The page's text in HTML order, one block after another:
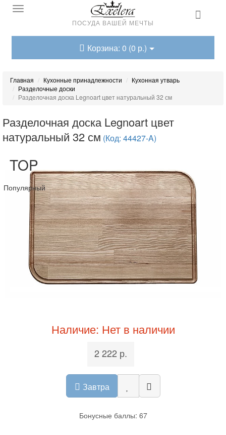
ПОСУДА ВАШЕЙ МЕЧТЫ
Корзина: 0 (0 р.)
Главная Кухонные принадлежности
Кухонная утварь
Разделочные доски
Разделочная доска Legnoart цвет натуральный 32 см
Разделочная доска Legnoart цвет
натуральный 32 см (Код: 44427-A)
TOP
Популярный
Наличие: Нет в наличии
2 222 р.
Завтра
Бонусные баллы: 67